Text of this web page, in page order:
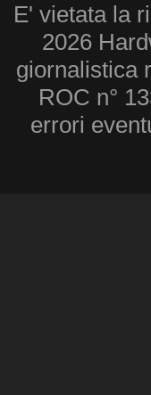
E' vietata la
2026
giornalistica
ROC n°
errori